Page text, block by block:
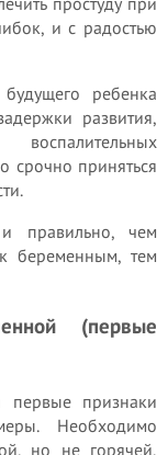
и с радостью
ребенка
развития,
срочно приняться
правильно, чем
беременным, тем
(первые
первые признаки
Необходимо
но не горячей,